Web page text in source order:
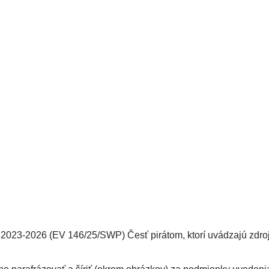
2026 (EV 146/25/SWP) Česť pirátom, ktorí uvádzajú